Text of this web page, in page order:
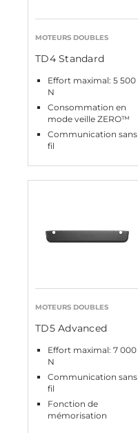
MOTEURS DOUBLES
TD4 Standard
Effort maximal: 5 500
N
Consommation en
mode veille ZERO™
Communication sans
fil
MOTEURS DOUBLES
TD5 Advanced
Effort maximal: 7 000
N
Communication sans
fil
Fonction de
mémorisation